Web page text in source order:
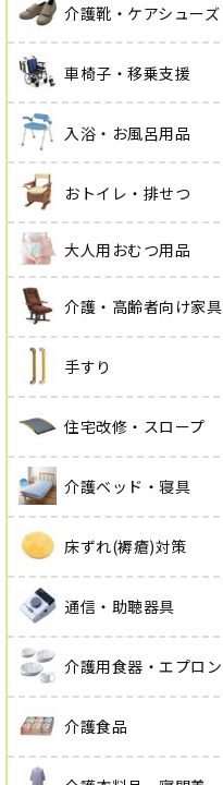
介護靴・ケアシューズ
車椅子・移乗支援
入浴・お風呂用品
おトイレ・排せつ
大人用おむつ用品
介護・高齢者向け家具
手すり
住宅改修・スロープ
介護ベッド・寝具
床ずれ(褥瘡)対策
通信・助聴器具
介護用食器・エプロン
介護食品